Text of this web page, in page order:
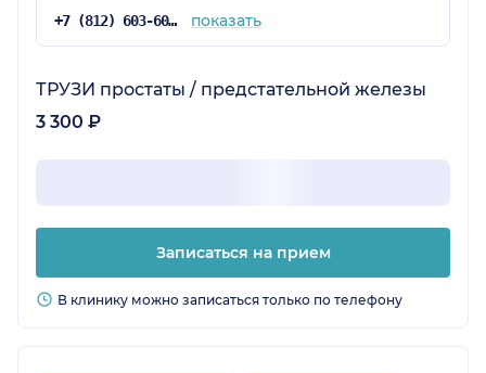
+7 (812) 603-60-42 показать
ТРУЗИ простаты / предстательной железы
3 300 ₽
Записаться на прием
В клинику можно записаться только по телефону